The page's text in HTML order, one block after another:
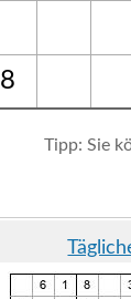
8
Tipp: Sie